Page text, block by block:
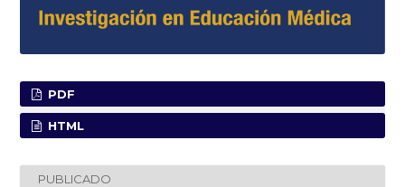
PDF
HTML
PUBLICADO